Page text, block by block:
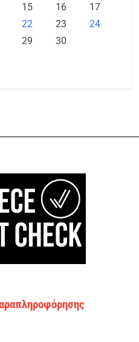
15 16
17
22 23
24
29 30